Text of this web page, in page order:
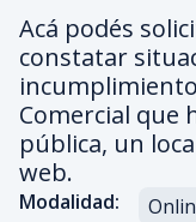
Acá podés
constatar
Comercial que
pública, un
web.
Modalidad: